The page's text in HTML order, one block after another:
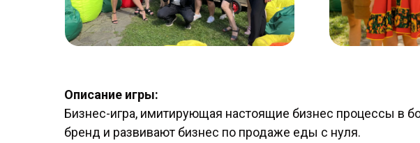
Описание игры:
Бизнес-игра, имитирующая настоящие бизнес процессы в
бренд и развивают бизнес по продаже еды с нуля.